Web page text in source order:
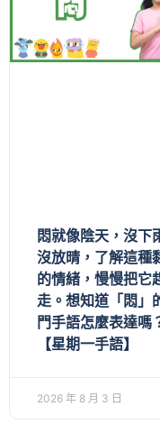
悶就像陰天，沒下
沒放晴，了解這種
的情緒，慢慢把它
走。想知道「悶」
門手語怎麼表達嗎
【星期一手語】
2026 年 8 月 3 日